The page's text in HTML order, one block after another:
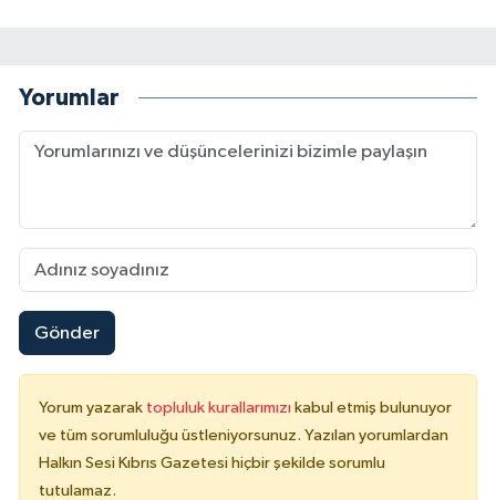
Yorumlar
Gönder
Yorum yazarak topluluk kurallarımızı kabul etmiş bulunuyor
ve tüm sorumluluğu üstleniyorsunuz. Yazılan yorumlardan
Halkın Sesi Kıbrıs Gazetesi hiçbir şekilde sorumlu
tutulamaz.